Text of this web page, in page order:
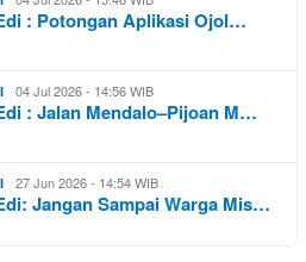
: Potongan Aplikasi Ojol…
04 Jul 2026 - 14:56 WIB
: Jalan Mendalo–Pijoan M…
27 Jun 2026 - 14:54 WIB
Jangan Sampai Warga Mis…